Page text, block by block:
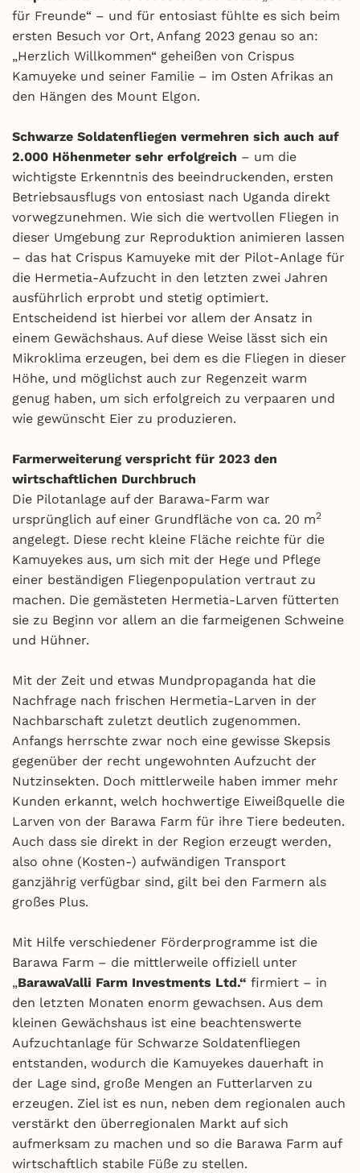
für Freunde“ – und für entosiast fühlte es sich beim
ersten Besuch vor Ort, Anfang 2023 genau so an:
„Herzlich Willkommen“ geheißen von Crispus
Kamuyeke und seiner Familie – im Osten Afrikas an
den Hängen des Mount Elgon.
Schwarze Soldatenfliegen vermehren sich auch auf
2.000 Höhenmeter sehr erfolgreich – um die
wichtigste Erkenntnis des beeindruckenden, ersten
Betriebsausflugs von entosiast nach Uganda direkt
vorwegzunehmen. Wie sich die wertvollen Fliegen in
dieser Umgebung zur Reproduktion animieren lassen
– das hat Crispus Kamuyeke mit der Pilot-Anlage für
die Hermetia-Aufzucht in den letzten zwei Jahren
ausführlich erprobt und stetig optimiert.
Entscheidend ist hierbei vor allem der Ansatz in
einem Gewächshaus. Auf diese Weise lässt sich ein
Mikroklima erzeugen, bei dem es die Fliegen in dieser
Höhe, und möglichst auch zur Regenzeit warm
genug haben, um sich erfolgreich zu verpaaren und
wie gewünscht Eier zu produzieren.
Farmerweiterung verspricht für 2023 den
wirtschaftlichen Durchbruch
Die Pilotanlage auf der Barawa-Farm war
ursprünglich auf einer Grundfläche von ca. 20 m2
angelegt. Diese recht kleine Fläche reichte für die
Kamuyekes aus, um sich mit der Hege und Pflege
einer beständigen Fliegenpopulation vertraut zu
machen. Die gemästeten Hermetia-Larven fütterten
sie zu Beginn vor allem an die farmeigenen Schweine
und Hühner.
Mit der Zeit und etwas Mundpropaganda hat die
Nachfrage nach frischen Hermetia-Larven in der
Nachbarschaft zuletzt deutlich zugenommen.
Anfangs herrschte zwar noch eine gewisse Skepsis
gegenüber der recht ungewohnten Aufzucht der
Nutzinsekten. Doch mittlerweile haben immer mehr
Kunden erkannt, welch hochwertige Eiweißquelle die
Larven von der Barawa Farm für ihre Tiere bedeuten.
Auch dass sie direkt in der Region erzeugt werden,
also ohne (Kosten-) aufwändigen Transport
ganzjährig verfügbar sind, gilt bei den Farmern als
großes Plus.
Mit Hilfe verschiedener Förderprogramme ist die
Barawa Farm – die mittlerweile offiziell unter
„BarawaValli Farm Investments Ltd.“ firmiert – in
den letzten Monaten enorm gewachsen. Aus dem
kleinen Gewächshaus ist eine beachtenswerte
Aufzuchtanlage für Schwarze Soldatenfliegen
entstanden, wodurch die Kamuyekes dauerhaft in
der Lage sind, große Mengen an Futterlarven zu
erzeugen. Ziel ist es nun, neben dem regionalen auch
verstärkt den überregionalen Markt auf sich
aufmerksam zu machen und so die Barawa Farm auf
wirtschaftlich stabile Füße zu stellen.